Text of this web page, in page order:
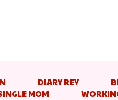
DIARY REY
MOM